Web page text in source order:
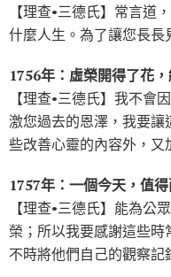
【理查•三德氏】常言道
什麼人生。為了讓您長
1756年：虛榮開得了花，
【理查•三德氏】我不會
激您過去的恩澤，我要
些改善心靈的內容外，
1757年：一個今天，值得
【理查•三德氏】能為公
榮；所以我要感謝這些時
不時將他們自己的觀察